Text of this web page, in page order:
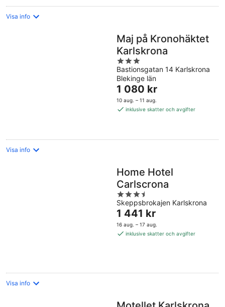
Visa info
Maj på Kronohäktet
Karlskrona
3
out
of
5
Bastionsgatan 14 Karlskrona
Blekinge län
Priset
är
1 080 kr
1 080 kr
10 aug. – 11 aug.
inklusive skatter och avgifter
Visa info
Home Hotel
Carlscrona
3.5
out
of
5
Skeppsbrokajen Karlskrona
Priset
är
1 441 kr
1 441 kr
16 aug. – 17 aug.
inklusive skatter och avgifter
Visa info